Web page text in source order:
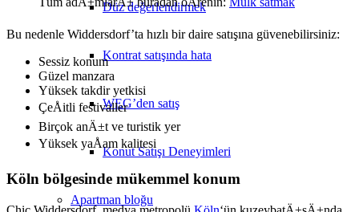
Düz değerlendirmek
Kontrat satışında hata
WEG’den satış
Konut Satışı Deneyimleri
Apartman bloğu
Bu nedenle Widdersdorf’ta hızlı bir daire satışına güvenebilirsiniz:
Sessiz konum
Güzel manzara
Yüksek takdir yetkisi
ÇeÅitli festivaller
Birçok anÄ±t ve turistik yer
Yüksek yaÅam kalitesi
Köln bölgesinde mükemmel konum